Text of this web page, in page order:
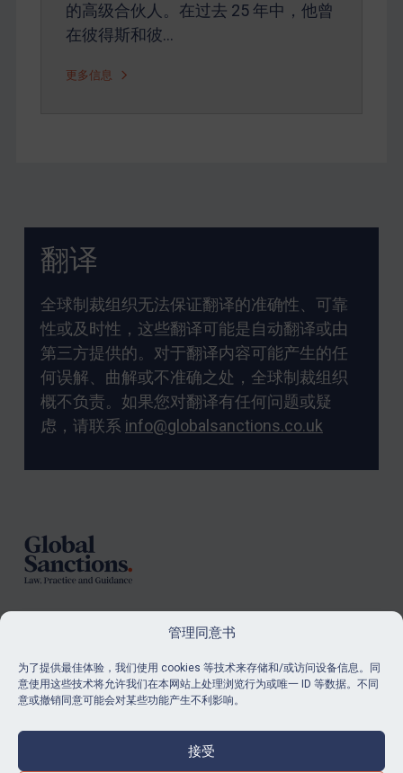
管理同意书
为了提供最佳体验，我们使用 cookies 等技术来存储和/或访问设备信息。同
意使用这些技术将允许我们在本网站上处理浏览行为或唯一 ID 等数据。不同
意或撤销同意可能会对某些功能产生不利影响。
接受
的高级合伙人。在过去 25 年中，他曾
在彼得斯和彼…
更多信息
翻译
全球制裁组织无法保证翻译的准确性、可靠
性或及时性，这些翻译可能是自动翻译或由
第三方提供的。对于翻译内容可能产生的任
何误解、曲解或不准确之处，全球制裁组织
概不负责。如果您对翻译有任何问题或疑
虑，请联系 info@globalsanctions.co.uk
订阅
了解我们的最新消息和资源。